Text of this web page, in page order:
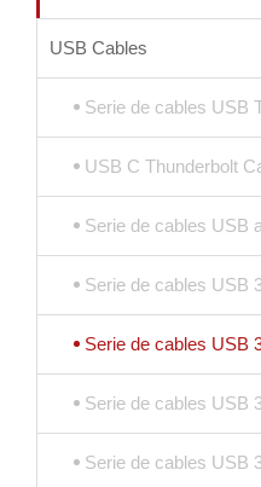
USB Cables
Serie de cables USB
USB C Thunderbolt
Serie de cables USB
Serie de cables USB
Serie de cables USB
Serie de cables USB
Serie de cables USB